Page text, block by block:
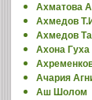
Ахматова
Ахмедов
Ахмедов
Ахона Гуха
Ачария
Аш Шолом